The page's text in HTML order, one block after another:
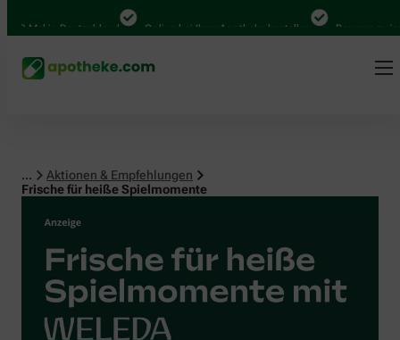
in Deutschland Online bei Ihrer Apotheke bestellen Bequem
...
Aktionen & Empfehlungen
Frische für heiße Spielmomente